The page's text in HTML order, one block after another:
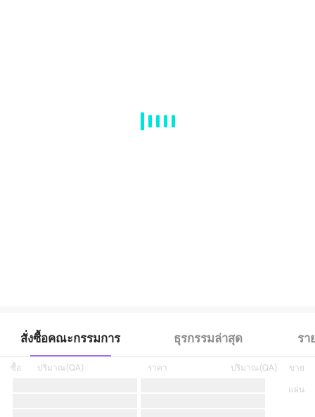
สั่งซื้อคณะกรรมการ ธุรกรรมล่าสุด รา
ซื้อ ปริมาณ(QA) ราคา
ขาย
แผ่น
ปริมาณ(QA)